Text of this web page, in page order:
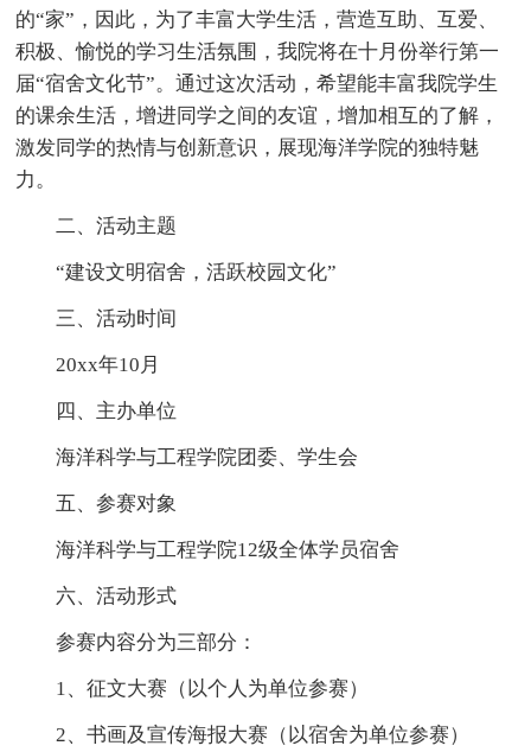
的“家”，因此，为了丰富大学生活，营造互助、互爱、
积极、愉悦的学习生活氛围，我院将在十月份举行第一
届“宿舍文化节”。通过这次活动，希望能丰富我院学生
的课余生活，增进同学之间的友谊，增加相互的了解，
激发同学的热情与创新意识，展现海洋学院的独特魅
力。
二、活动主题
“建设文明宿舍，活跃校园文化”
三、活动时间
20xx年10月
四、主办单位
海洋科学与工程学院团委、学生会
五、参赛对象
海洋科学与工程学院12级全体学员宿舍
六、活动形式
参赛内容分为三部分：
1、征文大赛（以个人为单位参赛）
2、书画及宣传海报大赛（以宿舍为单位参赛）